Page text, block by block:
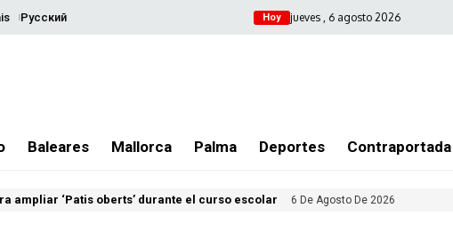
Русский Hoy jueves , 6 agosto 2026
Baleares Mallorca Palma Deportes Contraportada
ampliar ‘Patis oberts’ durante el curso escolar 6 De Agosto De 2026